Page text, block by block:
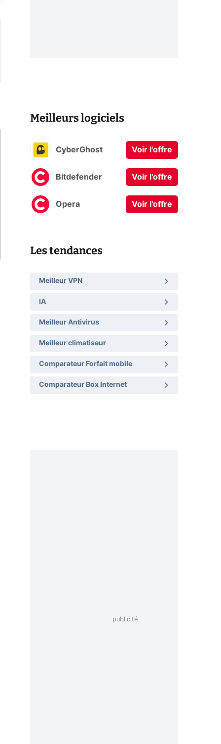
Meilleurs logiciels
CyberGhost Voir l'offre
Bitdefender Voir l'offre
Opera Voir l'offre
Les tendances
Meilleur VPN
IA
Meilleur Antivirus
Meilleur climatiseur
Comparateur Forfait mobile
Comparateur Box Internet